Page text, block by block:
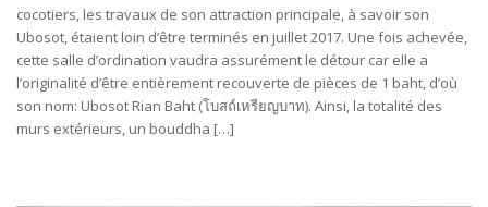
cocotiers, les travaux de son attraction principale, à savoir son
Ubosot, étaient loin d’être terminés en juillet 2017. Une fois achevée,
cette salle d’ordination vaudra assurément le détour car elle a
l’originalité d’être entièrement recouverte de pièces de 1 baht, d’où
son nom: Ubosot Rian Baht (โบสถ์​เหรียญ​บาท​). Ainsi, la totalité des
murs extérieurs, un bouddha […]